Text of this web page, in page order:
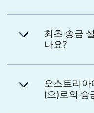
최초 송금
나요?
오스트리
(으)로의 송